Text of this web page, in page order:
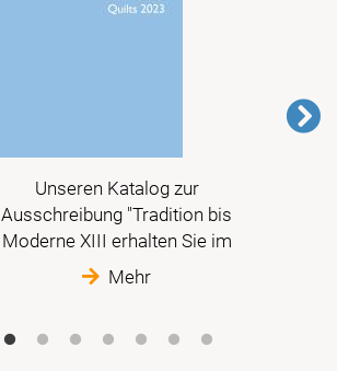
Unseren Katalog zur
Ausschreibung "Tradition bis
Moderne XIII erhalten Sie im
Mehr